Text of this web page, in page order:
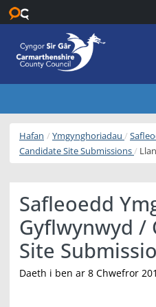
Hafan Ymgynghoriadau
Candidate Site Submissions
Safleoedd
Gyflwynwyd /
Site
Daeth i ben ar 8 Chwefror